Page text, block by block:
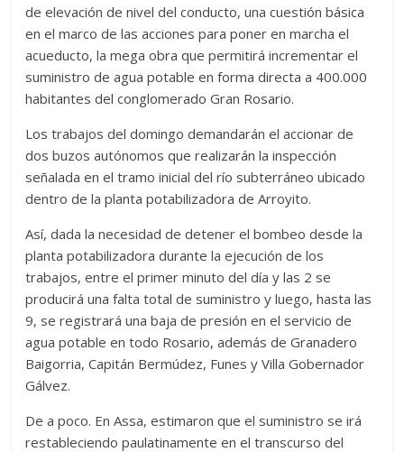
de elevación de nivel del conducto, una cuestión básica
en el marco de las acciones para poner en marcha el
acueducto, la mega obra que permitirá incrementar el
suministro de agua potable en forma directa a 400.000
habitantes del conglomerado Gran Rosario.
Los trabajos del domingo demandarán el accionar de
dos buzos autónomos que realizarán la inspección
señalada en el tramo inicial del río subterráneo ubicado
dentro de la planta potabilizadora de Arroyito.
Así, dada la necesidad de detener el bombeo desde la
planta potabilizadora durante la ejecución de los
trabajos, entre el primer minuto del día y las 2 se
producirá una falta total de suministro y luego, hasta las
9, se registrará una baja de presión en el servicio de
agua potable en todo Rosario, además de Granadero
Baigorria, Capitán Bermúdez, Funes y Villa Gobernador
Gálvez.
De a poco. En Assa, estimaron que el suministro se irá
restableciendo paulatinamente en el transcurso del